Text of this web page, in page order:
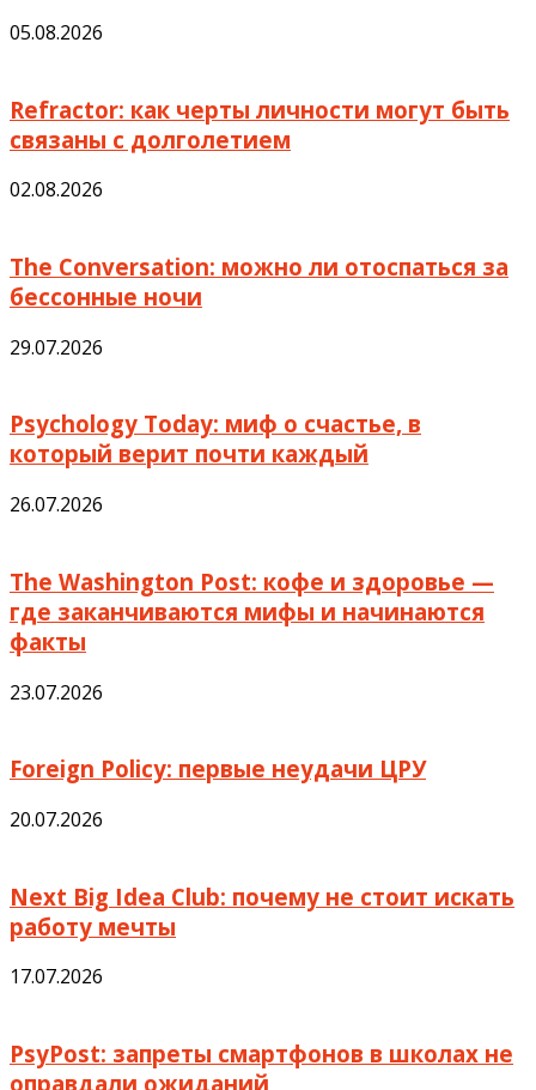
05.08.2026
Refractor: как черты личности могут быть
связаны с долголетием
02.08.2026
The Conversation: можно ли отоспаться за
бессонные ночи
29.07.2026
Psychology Today: миф о счастье, в
который верит почти каждый
26.07.2026
The Washington Post: кофе и здоровье —
где заканчиваются мифы и начинаются
факты
23.07.2026
Foreign Policy: первые неудачи ЦРУ
20.07.2026
Next Big Idea Club: почему не стоит искать
работу мечты
17.07.2026
PsyPost: запреты смартфонов в школах не
оправдали ожиданий